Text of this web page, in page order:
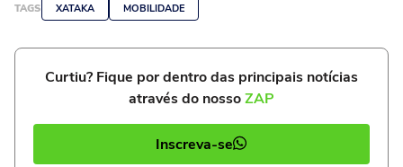
TAGS XATAKA MOBILIDADE
Curtiu? Fique por dentro das principais notícias
através do nossoZAP
Inscreva-se